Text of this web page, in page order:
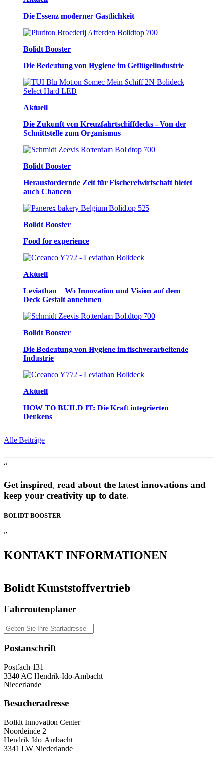
Die Essenz moderner Gastlichkeit
Bolidt Booster
Die Bedeutung von Hygiene im Geflügelindustrie
Aktuell
Die Zukunft von Kreuzfahrtschiffdecks - Von der
Schnittstelle zum Organismus
Bolidt Booster
Herausfordernde Zeit für Fischereiwirtschaft bietet
auch Chancen
Bolidt Booster
Food for experience
Aktuell
Leviathan – Wo Innovation und Vision auf dem
Deck Gestalt annehmen
Bolidt Booster
Die Bedeutung von Hygiene im fischverarbeitende
Industrie
Aktuell
HOW TO BUILD IT: Die Kraft integrierten
Denkens
Alle Beiträge
“
Get inspired, read about the latest innovations and
keep your creativity up to date.
BOLIDT BOOSTER
”
KONTAKT INFORMATIONEN
Bolidt Kunststoffvertrieb
Fahrroutenplaner
Postanschrift
Postfach 131
3340 AC Hendrik-Ido-Ambacht
Niederlande
Besucheradresse
Bolidt Innovation Center
Noordeinde 2
Hendrik-Ido-Ambacht
3341 LW Niederlande